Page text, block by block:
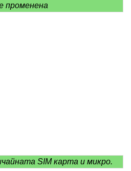
променена
SIM карта и микро.